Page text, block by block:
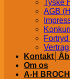
Tyske
AGB
Om os
A-H